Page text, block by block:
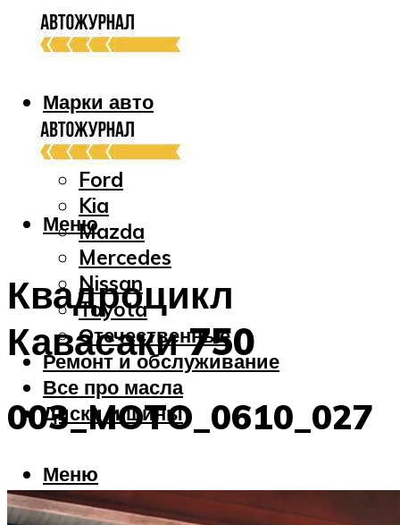
Марки авто
Audi
Bmw
Ford
Kia
Mazda
Mercedes
Nissan
Toyota
Отечественные
Ремонт и обслуживание
Все про масла
Диски и шины
Меню
Меню
Квадроцикл
Кавасаки 750
003_MOTO_0610_027